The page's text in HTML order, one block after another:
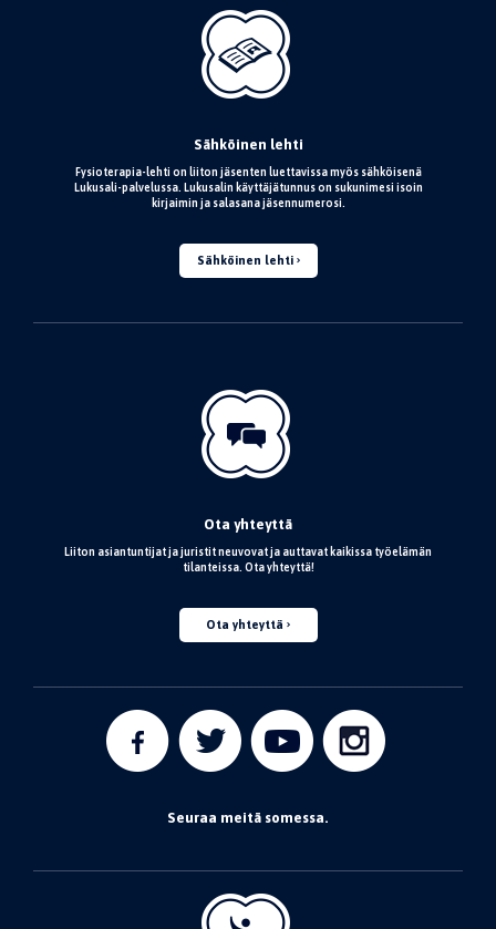
Sähköinen lehti
Fysioterapia-lehti on liiton jäsenten luettavissa myös sähköisenä
Lukusali-palvelussa. Lukusalin käyttäjätunnus on sukunimesi isoin
kirjaimin ja salasana jäsennumerosi.
Sähköinen lehti
Ota yhteyttä
Liiton asiantuntijat ja juristit neuvovat ja auttavat kaikissa työelämän
tilanteissa. Ota yhteyttä!
Ota yhteyttä
Seuraa meitä somessa.